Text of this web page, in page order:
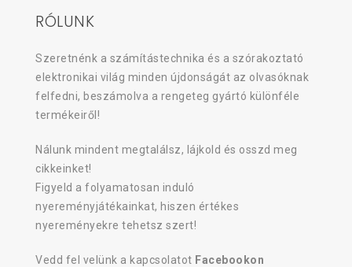
RÓLUNK
Szeretnénk a számítástechnika és a szórakoztató
elektronikai világ minden újdonságát az olvasóknak
felfedni, beszámolva a rengeteg gyártó különféle
termékeiről!
Nálunk mindent megtalálsz, lájkold és osszd meg
cikkeinket!
Figyeld a folyamatosan induló
nyereményjátékainkat, hiszen értékes
nyereményekre tehetsz szert!
Vedd fel velünk a kapcsolatot Facebookon